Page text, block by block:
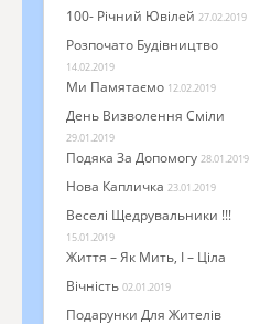
100- Річний Ювілей 27.02.2019
Розпочато Будівництво
14.02.2019
Ми Памятаємо 12.02.2019
День Визволення Сміли
29.01.2019
Подяка За Допомогу 28.01.2019
Нова Капличка 23.01.2019
Веселі Щедрувальники !!!
15.01.2019
Життя – Як Мить, І – Ціла
Вічність 02.01.2019
Подарунки Для Жителів